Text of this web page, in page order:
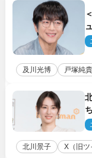
及川光博 戸塚純貴
北川景子 X（旧ツ